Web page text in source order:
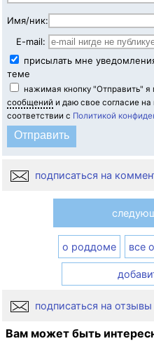
Имя/ник:
E-mail:
присылать мне
теме
нажимая кнопку "Отправить"
сообщений и даю свое согласие
соответствии с Политикой
подписаться на
о роддоме все
подписаться на отзывы
Вам может быть